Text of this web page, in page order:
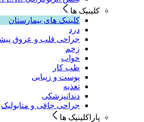
کلینیک ها
کلینیک های بیمارستان
درد
جراحی قلب و عروق
زخم
خواب
طب کار
پوست و زیبایی
تغذیه
دندانپزشکی
جراحی چاقی و متابولیک
پاراکلینیک ها